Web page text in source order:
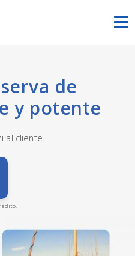
FUNCIONES
de
y potente
al cliente.